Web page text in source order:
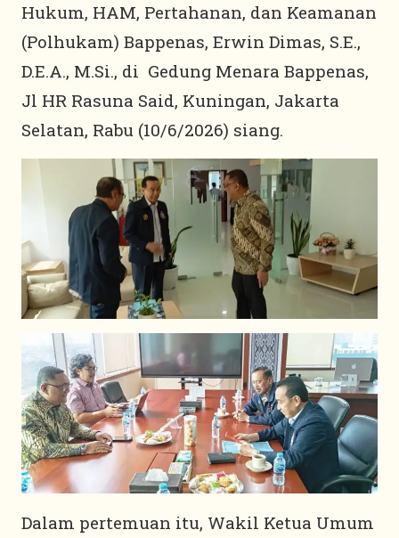
Hukum, HAM, Pertahanan, dan Keamanan
(Polhukam) Bappenas, Erwin Dimas, S.E.,
D.E.A., M.Si., di Gedung Menara Bappenas,
Jl HR Rasuna Said, Kuningan, Jakarta
Selatan, Rabu (10/6/2026) siang.
Dalam pertemuan itu, Wakil Ketua Umum